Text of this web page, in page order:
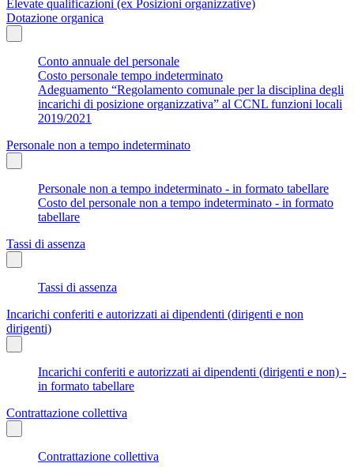
Elevate qualificazioni (ex Posizioni organizzative)
Dotazione organica
Conto annuale del personale
Costo personale tempo indeterminato
Adeguamento “Regolamento comunale per la disciplina degli
incarichi di posizione organizzativa” al CCNL funzioni locali
2019/2021
Personale non a tempo indeterminato
Personale non a tempo indeterminato - in formato tabellare
Costo del personale non a tempo indeterminato - in formato
tabellare
Tassi di assenza
Tassi di assenza
Incarichi conferiti e autorizzati ai dipendenti (dirigenti e non
dirigenti)
Incarichi conferiti e autorizzati ai dipendenti (dirigenti e non) -
in formato tabellare
Contrattazione collettiva
Contrattazione collettiva